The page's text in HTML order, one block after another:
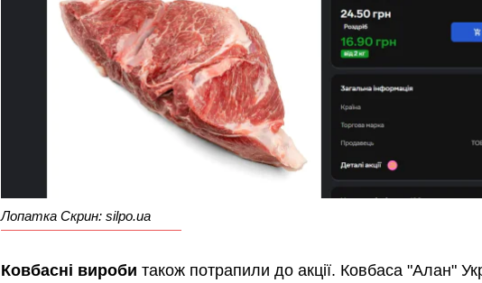
Лопатка Скрин: silpo.ua
Ковбасні вироби також потрапили до акції. Ковбаса "Алан"